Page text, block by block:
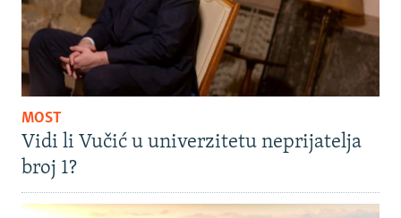
MOST
Vidi li Vučić u univerzitetu neprijatelja
broj 1?